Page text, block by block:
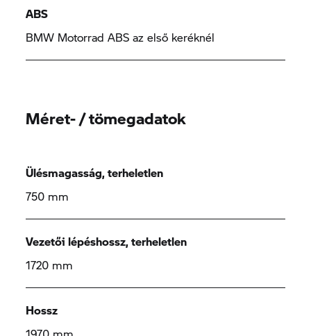
ABS
BMW Motorrad ABS az első keréknél
Méret- / tömegadatok
Ülésmagasság, terheletlen
750 mm
Vezetői lépéshossz, terheletlen
1720 mm
Hossz